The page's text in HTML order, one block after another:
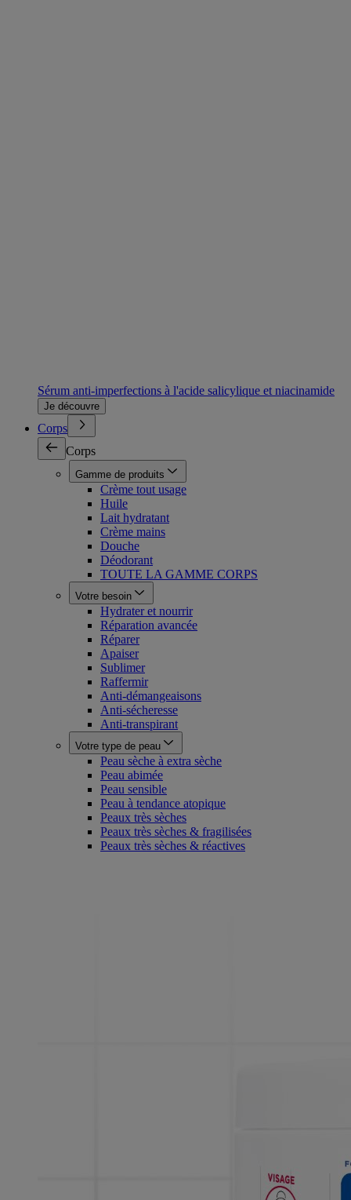
Sérum anti-imperfections à l'acide salicylique et niacinamide
Je découvre
Corps
Corps
Gamme de produits
Crème tout usage
Huile
Lait hydratant
Crème mains
Douche
Déodorant
TOUTE LA GAMME CORPS
Votre besoin
Hydrater et nourrir
Réparation avancée
Réparer
Apaiser
Sublimer
Raffermir
Anti-démangeaisons
Anti-sécheresse
Anti-transpirant
Votre type de peau
Peau sèche à extra sèche
Peau abimée
Peau sensible
Peau à tendance atopique
Peaux très sèches
Peaux très sèches & fragilisées
Peaux très sèches & réactives